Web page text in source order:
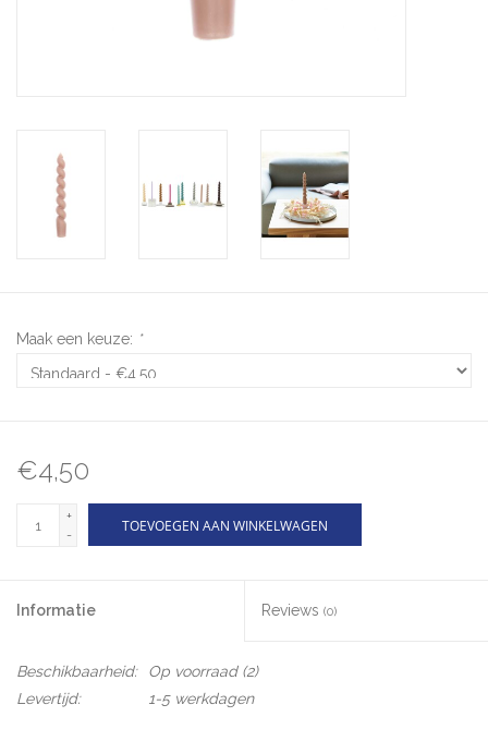
Maak een keuze: *
€4,50
+
-
TOEVOEGEN AAN WINKELWAGEN
Informatie Reviews (0)
Beschikbaarheid: Op voorraad(2)
Levertijd:
1-5 werkdagen